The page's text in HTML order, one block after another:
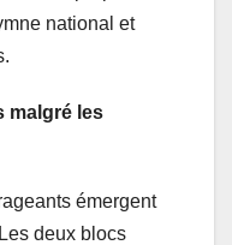
national et
malgré les
émergent
deux blocs